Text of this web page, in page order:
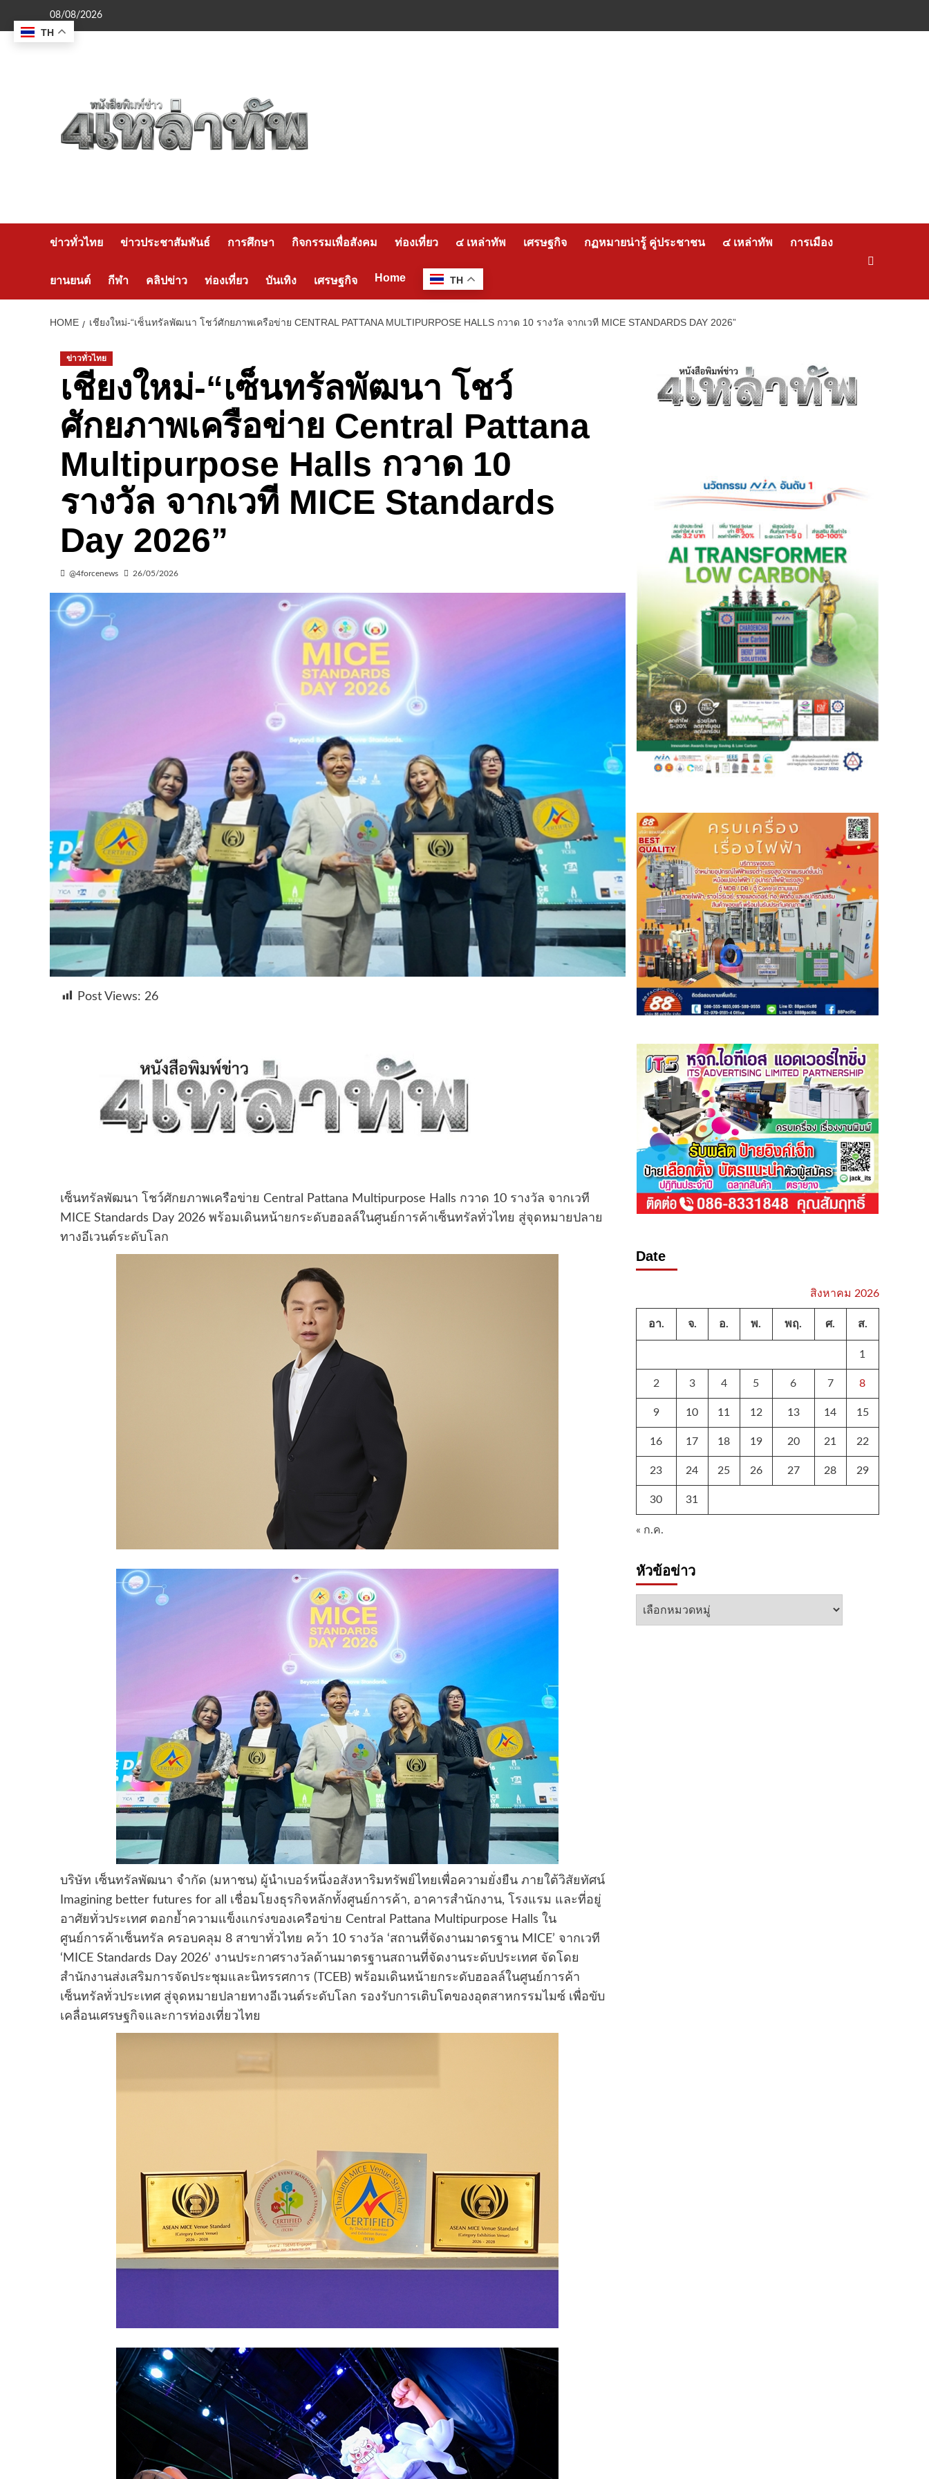
content
08/08/2026
ข่าวทั่วไทย ข่าวประชาสัมพันธ์ การศึกษา กิจกรรมเพื่อสังคม ท่องเที่ยว ๔ เหล่าทัพ เศรษฐกิจ กฏหมายน่ารู้ คู่ประชาชน ๔ เหล่าทัพ การเมือง
ยานยนต์ กีฬา คลิปข่าว ท่องเที่ยว บันเทิง เศรษฐกิจ Home TH
HOME เชียงใหม่-“เซ็นทรัลพัฒนา โชว์ศักยภาพเครือข่าย CENTRAL PATTANA MULTIPURPOSE HALLS กวาด 10 รางวัล จากเวที MICE STANDARDS DAY 2026”
ข่าวทั่วไทย
เชียงใหม่-“เซ็นทรัลพัฒนา โชว์
ศักยภาพเครือข่าย Central Pattana
Multipurpose Halls กวาด 10
รางวัล จากเวที MICE Standards
Day 2026”
@4forcenews 26/05/2026
Post Views: 26
เซ็นทรัลพัฒนา โชว์ศักยภาพเครือข่าย Central Pattana Multipurpose Halls กวาด 10 รางวัล จากเวที
MICE Standards Day 2026 พร้อมเดินหน้ายกระดับฮอลล์ในศูนย์การค้าเซ็นทรัลทั่วไทย สู่จุดหมายปลาย
ทางอีเวนต์ระดับโลก
บริษัท เซ็นทรัลพัฒนา จำกัด (มหาชน) ผู้นำเบอร์หนึ่งอสังหาริมทรัพย์ไทยเพื่อความยั่งยืน ภายใต้วิสัยทัศน์
Imagining better futures for all เชื่อมโยงธุรกิจหลักทั้งศูนย์การค้า, อาคารสำนักงาน, โรงแรม และที่อยู่
อาศัยทั่วประเทศ ตอกย้ำความแข็งแกร่งของเครือข่าย Central Pattana Multipurpose Halls ใน
ศูนย์การค้าเซ็นทรัล ครอบคลุม 8 สาขาทั่วไทย คว้า 10 รางวัล ‘สถานที่จัดงานมาตรฐาน MICE’ จากเวที
‘MICE Standards Day 2026’ งานประกาศรางวัลด้านมาตรฐานสถานที่จัดงานระดับประเทศ จัดโดย
สำนักงานส่งเสริมการจัดประชุมและนิทรรศการ (TCEB) พร้อมเดินหน้ายกระดับฮอลล์ในศูนย์การค้า
เซ็นทรัลทั่วประเทศ สู่จุดหมายปลายทางอีเวนต์ระดับโลก รองรับการเติบโตของอุตสาหกรรมไมซ์ เพื่อขับ
เคลื่อนเศรษฐกิจและการท่องเที่ยวไทย
Date
สิงหาคม 2026
อา. จ. อ. พ. พฤ. ศ. ส.
1
2 3 4 5 6 7 8
9 10 11 12 13 14 15
16 17 18 19 20 21 22
23 24 25 26 27 28 29
30 31
« ก.ค.
หัวข้อข่าว
หัวข้อ
TH